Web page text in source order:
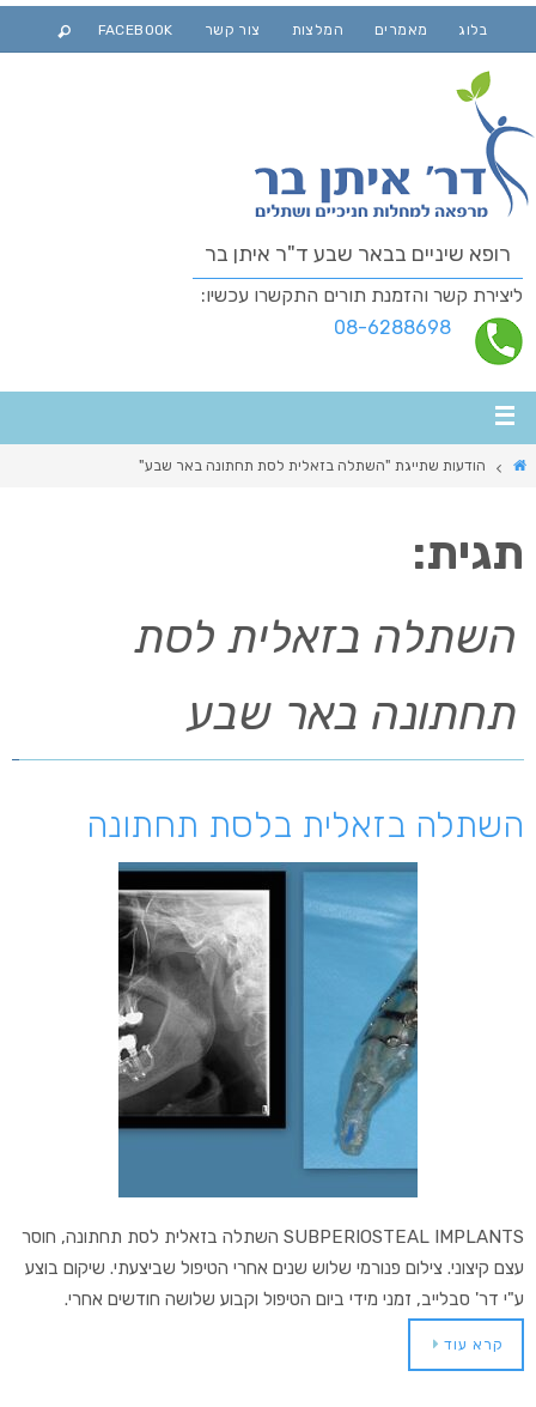
בלוג מאמרים המלצות צור קשר FACEBOOK
רופא שיניים בבאר שבע ד"ר איתן בר
ליצירת קשר והזמנת תורים התקשרו עכשיו:
08-6288698
הודעות שתייגת "השתלה בזאלית לסת תחתונה באר שבע"
תגית:
השתלה בזאלית לסת
תחתונה באר שבע
השתלה בזאלית בלסת תחתונה
SUBPERIOSTEAL IMPLANTS השתלה בזאלית לסת תחתונה, חוסר
עצם קיצוני. צילום פנורמי שלוש שנים אחרי הטיפול שביצעתי. שיקום בוצע
ע"י דר' סבלייב, זמני מידי ביום הטיפול וקבוע שלושה חודשים אחרי.
קרא עוד